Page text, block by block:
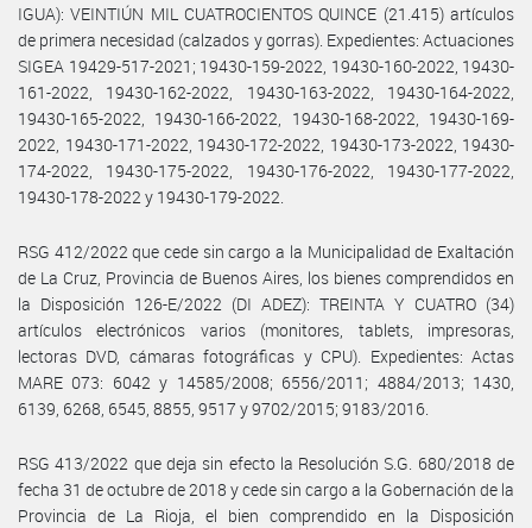
IGUA): VEINTIÚN MIL CUATROCIENTOS QUINCE (21.415) artículos
de primera necesidad (calzados y gorras). Expedientes: Actuaciones
SIGEA 19429-517-2021; 19430-159-2022, 19430-160-2022, 19430-
161-2022, 19430-162-2022, 19430-163-2022, 19430-164-2022,
19430-165-2022, 19430-166-2022, 19430-168-2022, 19430-169-
2022, 19430-171-2022, 19430-172-2022, 19430-173-2022, 19430-
174-2022, 19430-175-2022, 19430-176-2022, 19430-177-2022,
19430-178-2022 y 19430-179-2022.
RSG 412/2022 que cede sin cargo a la Municipalidad de Exaltación
de La Cruz, Provincia de Buenos Aires, los bienes comprendidos en
la Disposición 126-E/2022 (DI ADEZ): TREINTA Y CUATRO (34)
artículos electrónicos varios (monitores, tablets, impresoras,
lectoras DVD, cámaras fotográficas y CPU). Expedientes: Actas
MARE 073: 6042 y 14585/2008; 6556/2011; 4884/2013; 1430,
6139, 6268, 6545, 8855, 9517 y 9702/2015; 9183/2016.
RSG 413/2022 que deja sin efecto la Resolución S.G. 680/2018 de
fecha 31 de octubre de 2018 y cede sin cargo a la Gobernación de la
Provincia de La Rioja, el bien comprendido en la Disposición